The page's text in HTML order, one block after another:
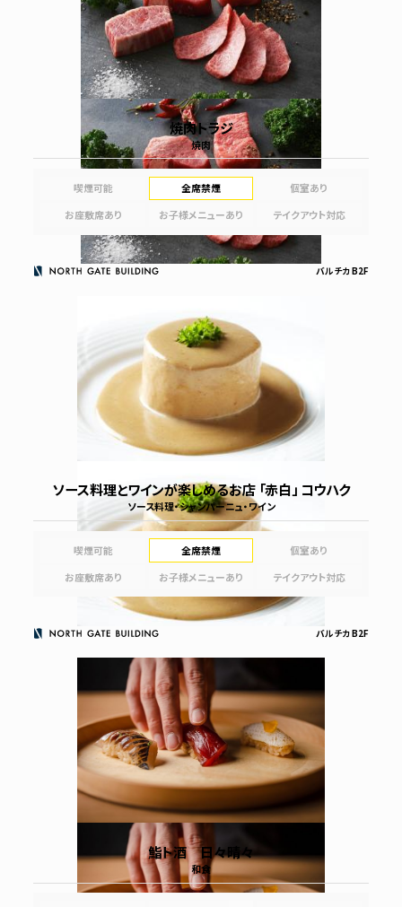
焼肉トラジ
焼肉
喫煙可能 全席禁煙
個室あり
お座敷席あり
お子様メニューあり テイクアウト対応
バルチカ B2F
ソース料理とワインが楽しめるお店 「赤白」 コウハク
ソース料理・シャンパーニュ・ワイン
喫煙可能 全席禁煙
個室あり
お座敷席あり
お子様メニューあり テイクアウト対応
バルチカ B2F
鮨ト酒 日々晴々
和食